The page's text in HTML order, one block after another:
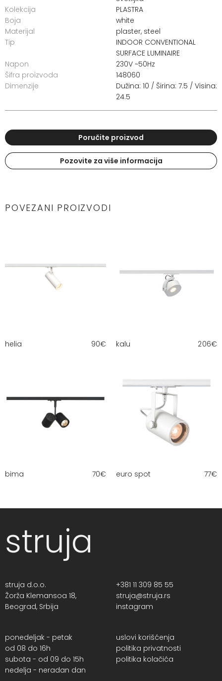
Kolekcija
PLASTRA
Boja
white
Materijal
plaster, steel
Tip
INDOOR CONVENTIONAL
SURFACE LUMINAIRE
Napon
230V ~50Hz
Šifra proizvoda
148060
Dimenzije
Dužina: 10 / Širina: 7.5 / Visina:
24.5
Poručite proizvod
Pozovite za više informacija
POVEZANI PROIZVODI
helia 90€ kalu 206€
bima 70€ euro spot 77€
struja
struja d.o.o.
Žorža Klemansoa 18,
Beograd, Srbija
+381 11 309 85 55
struja@struja.rs
instagram
ponedeljak - petak
od 08 do 16h
subota - od 09 do 15h
nedelja - neradan dan
uslovi korišćenja
politika privatnosti
politika kolačića